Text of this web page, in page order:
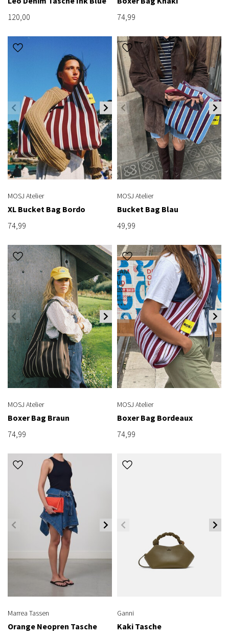
120,00
74,99
MOSJ Atelier
XL Bucket Bag Bordo
74,99
MOSJ Atelier
Bucket Bag Blau
49,99
MOSJ Atelier
Boxer Bag Braun
74,99
MOSJ Atelier
Boxer Bag Bordeaux
74,99
Marrea Tassen
Orange Neopren Tasche
Ganni
Kaki Tasche